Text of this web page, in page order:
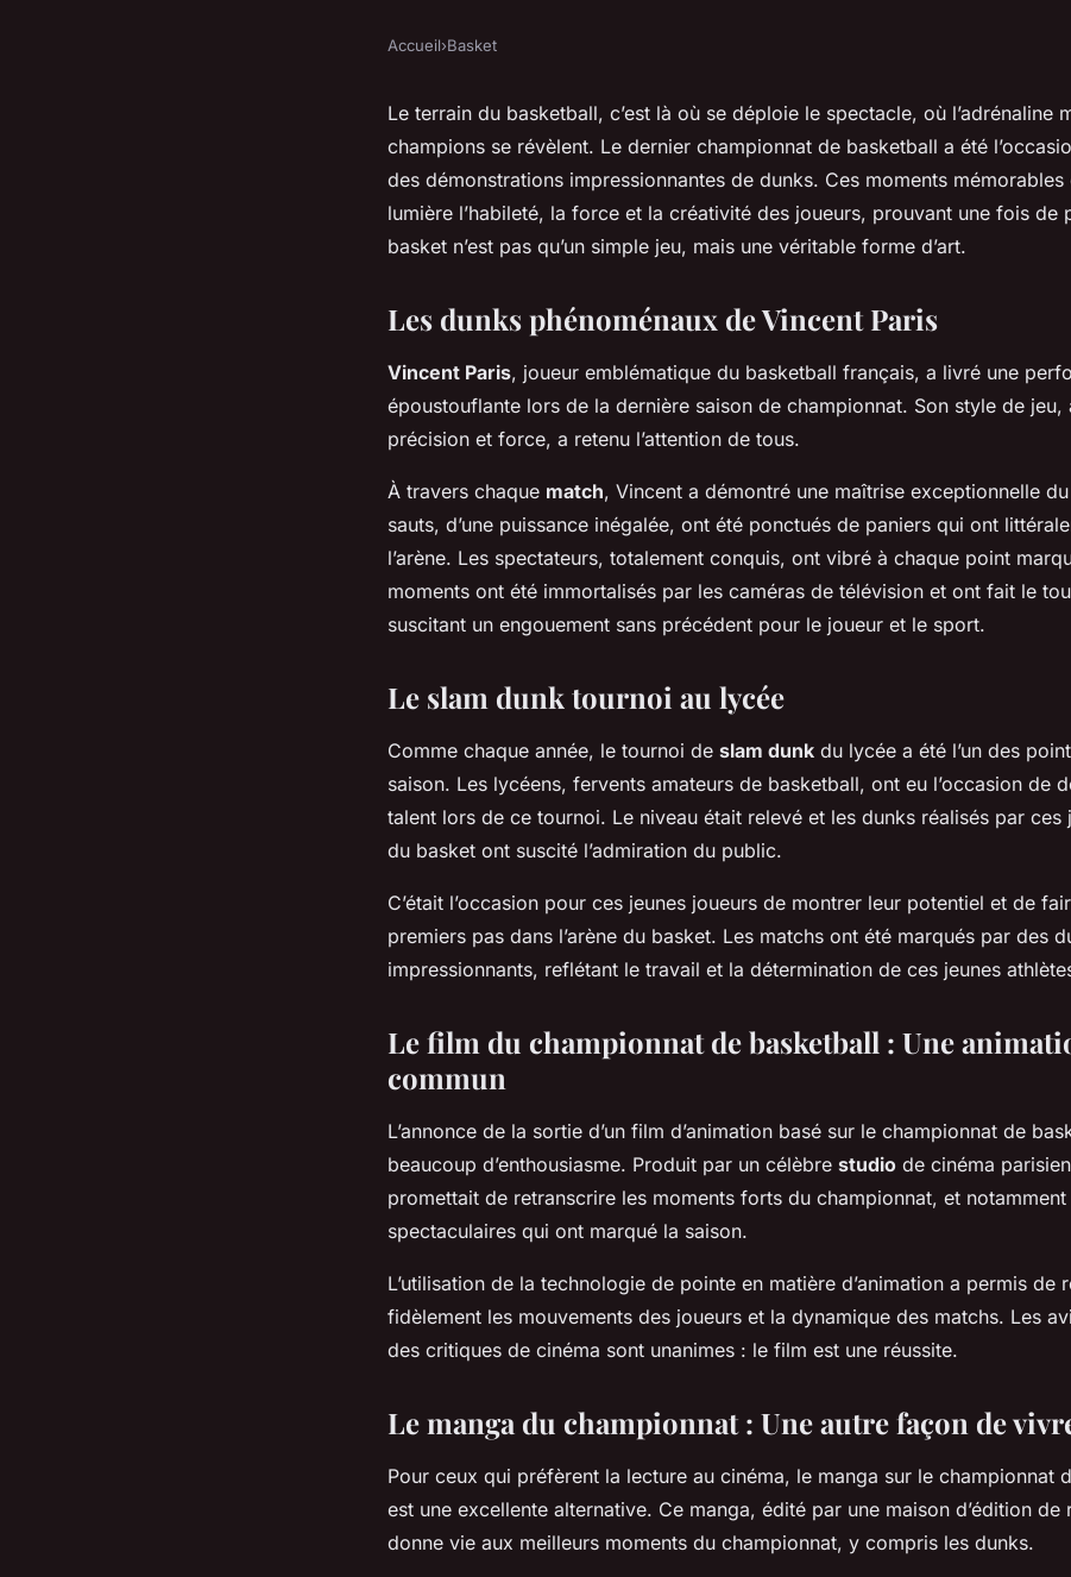
Les meilleurs moments de dunk du
dernier championnat de basketball
Accueil›Basket
Le terrain du basketball, c’est là où se déploie le spectacle, où l’adrénaline
champions se révèlent. Le dernier championnat de basketball a été
des démonstrations impressionnantes de dunks. Ces moments mémorables
lumière l’habileté, la force et la créativité des joueurs, prouvant une fois de
basket n’est pas qu’un simple jeu, mais une véritable forme d’art.
Les dunks phénoménaux de Vincent Paris
Vincent Paris, joueur emblématique du basketball français, a livré une
époustouflante lors de la dernière saison de championnat. Son style de jeu,
précision et force, a retenu l’attention de tous.
À travers chaque match, Vincent a démontré une maîtrise exceptionnelle
sauts, d’une puissance inégalée, ont été ponctués de paniers qui ont
l’arène. Les spectateurs, totalement conquis, ont vibré à chaque point
moments ont été immortalisés par les caméras de télévision et ont fait le
suscitant un engouement sans précédent pour le joueur et le sport.
Le slam dunk tournoi au lycée
Comme chaque année, le tournoi de slam dunk du lycée a été l’un des
saison. Les lycéens, fervents amateurs de basketball, ont eu l’occasion de
talent lors de ce tournoi. Le niveau était relevé et les dunks réalisés par ces
du basket ont suscité l’admiration du public.
C’était l’occasion pour ces jeunes joueurs de montrer leur potentiel et de
premiers pas dans l’arène du basket. Les matchs ont été marqués par des
impressionnants, reflétant le travail et la détermination de ces jeunes
Le film du championnat de basketball : Une
commun
L’annonce de la sortie d’un film d’animation basé sur le championnat de
beaucoup d’enthousiasme. Produit par un célèbre studio de cinéma
promettait de retranscrire les moments forts du championnat, et
spectaculaires qui ont marqué la saison.
L’utilisation de la technologie de pointe en matière d’animation a permis de
fidèlement les mouvements des joueurs et la dynamique des matchs. Les
des critiques de cinéma sont unanimes : le film est une réussite.
Le manga du championnat : Une autre façon de
Pour ceux qui préfèrent la lecture au cinéma, le manga sur le championnat
est une excellente alternative. Ce manga, édité par une maison d’édition de
donne vie aux meilleurs moments du championnat, y compris les dunks.